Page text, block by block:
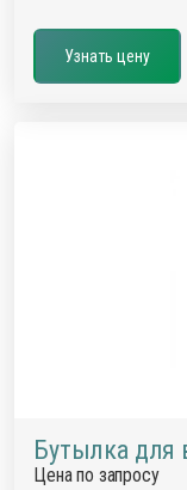
Узнать цену
Бутылка для
Цена по запросу